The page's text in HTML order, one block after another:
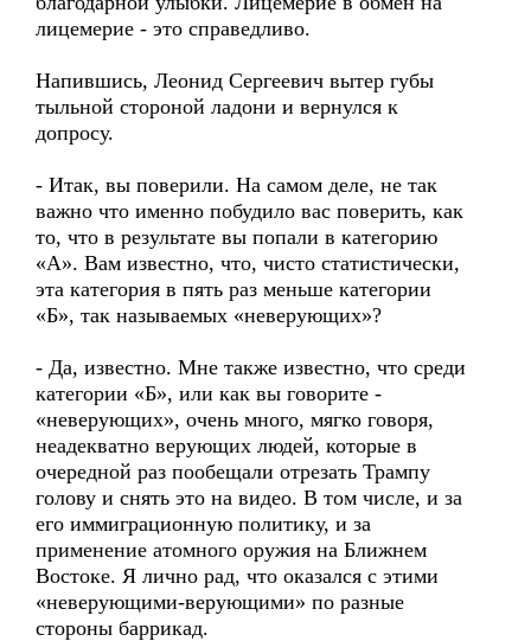
лицемерие - это справедливо.
Напившись, Леонид Сергеевич вытер губы
тыльной стороной ладони и вернулся к
допросу.
- Итак, вы поверили. На самом деле, не так
важно что именно побудило вас поверить, как
то, что в результате вы попали в категорию
«А». Вам известно, что, чисто статистически,
эта категория в пять раз меньше категории
«Б», так называемых «неверующих»?
- Да, известно. Мне также известно, что среди
категории «Б», или как вы говорите -
«неверующих», очень много, мягко говоря,
неадекватно верующих людей, которые в
очередной раз пообещали отрезать Трампу
голову и снять это на видео. В том числе, и за
его иммиграционную политику, и за
применение атомного оружия на Ближнем
Востоке. Я лично рад, что оказался с этими
«неверующими-верующими» по разные
стороны баррикад.